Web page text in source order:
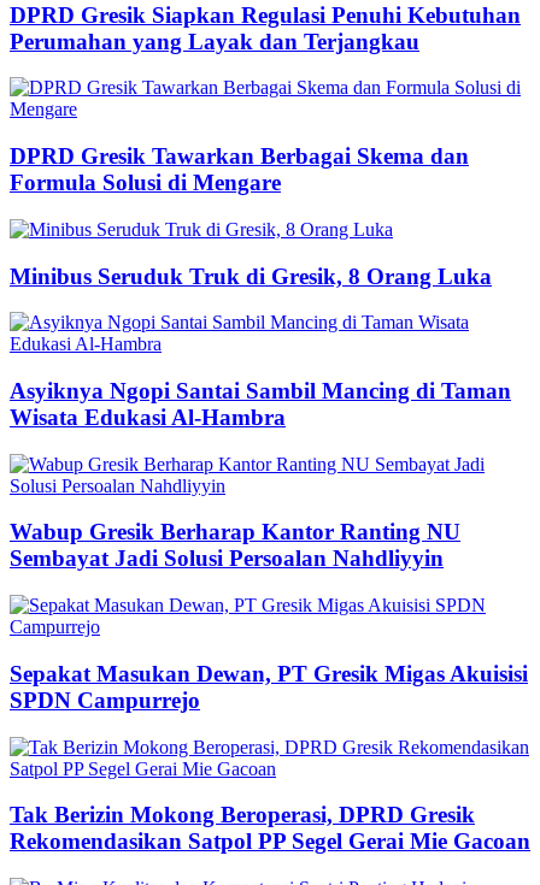
DPRD Gresik Siapkan Regulasi Penuhi Kebutuhan
Perumahan yang Layak dan Terjangkau
DPRD Gresik Tawarkan Berbagai Skema dan
Formula Solusi di Mengare
Minibus Seruduk Truk di Gresik, 8 Orang Luka
Asyiknya Ngopi Santai Sambil Mancing di Taman
Wisata Edukasi Al-Hambra
Wabup Gresik Berharap Kantor Ranting NU
Sembayat Jadi Solusi Persoalan Nahdliyyin
Sepakat Masukan Dewan, PT Gresik Migas Akuisisi
SPDN Campurrejo
Tak Berizin Mokong Beroperasi, DPRD Gresik
Rekomendasikan Satpol PP Segel Gerai Mie Gacoan